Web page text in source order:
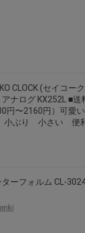
。
加APP加碼活動，可
。
券、住宿券、禮券
缺貨、非Letao因素(
，如有變更恕不另行
CLOCK (セイコ
ナログ KX252L ■
円〜2160円）可
ぶり 小さい 便
ターフォルム CL-